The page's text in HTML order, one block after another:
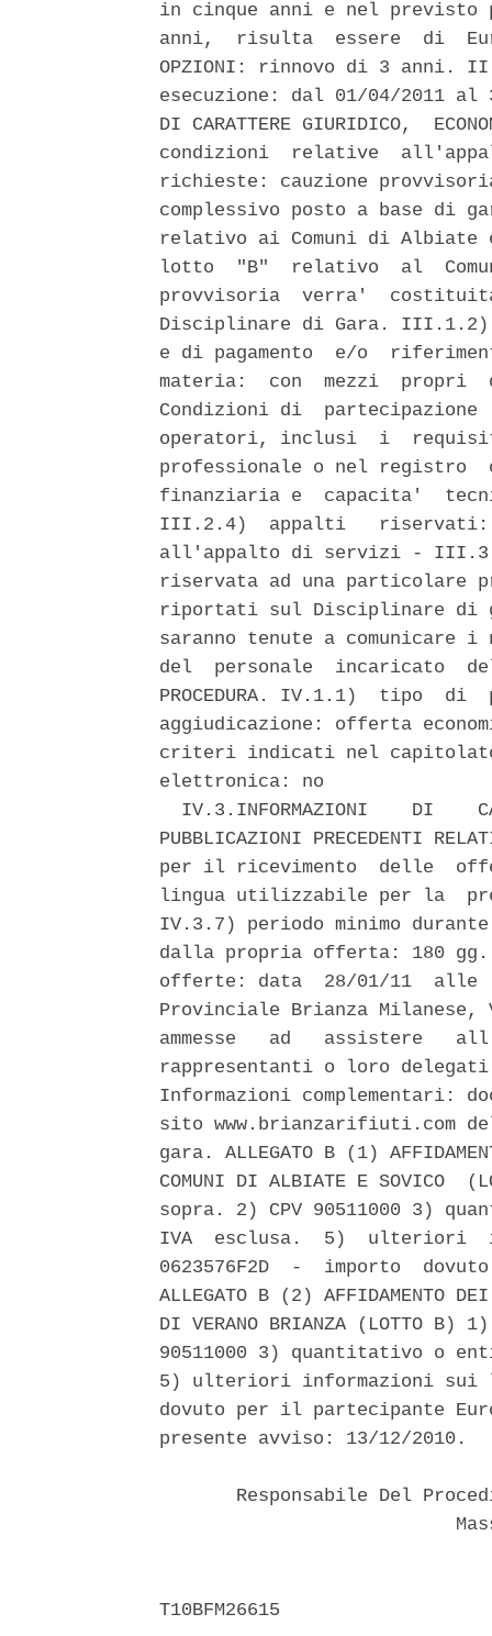
in cinque anni e nel
anni,  risulta  essere  di
OPZIONI: rinnovo di 3 anni.
esecuzione: dal 01/04/2011 al
DI CARATTERE GIURIDICO,
condizioni  relative
richieste: cauzione
complessivo posto a base
relativo ai Comuni di
lotto  "B"  relativo  al
provvisoria  verra'
Disciplinare di Gara.
e di pagamento  e/o
materia:  con  mezzi
Condizioni di
operatori, inclusi  i
professionale o nel registro
finanziaria e  capacita'
III.2.4)  appalti
all'appalto di servizi -
riservata ad una
riportati sul Disciplinare di
saranno tenute a
del  personale  incaricato
PROCEDURA. IV.1.1)  tipo
aggiudicazione: offerta
criteri indicati nel
elettronica: no
IV.3.INFORMAZIONI    DI
PUBBLICAZIONI PRECEDENTI
per il ricevimento  delle
lingua utilizzabile per la
IV.3.7) periodo minimo
dalla propria offerta: 180
offerte: data  28/01/11  alle
Provinciale Brianza Milanese,
ammesse   ad   assistere
rappresentanti o loro delegati.
Informazioni complementari:
sito www.brianzarifiuti.com
gara. ALLEGATO B (1)
COMUNI DI ALBIATE E
sopra. 2) CPV 90511000 3)
IVA  esclusa.  5)  ulteriori
0623576F2D  -  importo
ALLEGATO B (2) AFFIDAMENTO
DI VERANO BRIANZA (LOTTO
90511000 3) quantitativo o
5) ulteriori informazioni sui
dovuto per il partecipante
presente avviso: 13/12/2010.
Responsabile Del